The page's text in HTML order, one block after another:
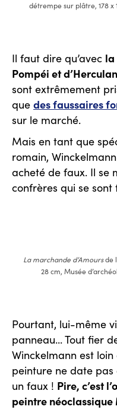
détrempe sur plâtre, 178 x
Il faut dire qu’avec la
Pompéi et
sont extrêmement
que des faussaires
sur le marché.
Mais en tant que
romain,
acheté de faux. Il se
confrères qui se sont
La marchande d’Amoursde
28 cm, Musée
Pourtant, lui-même
panneau... Tout fier
Winckelmann est
peinture ne date pas
un faux ! Pire, c’est
peintre néoclassique